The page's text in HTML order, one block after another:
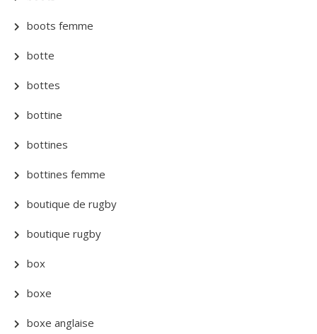
boots femme
botte
bottes
bottine
bottines
bottines femme
boutique de rugby
boutique rugby
box
boxe
boxe anglaise